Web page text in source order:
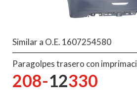
Similar a O.E. 1607254580
Paragolpes trasero con
208-12330